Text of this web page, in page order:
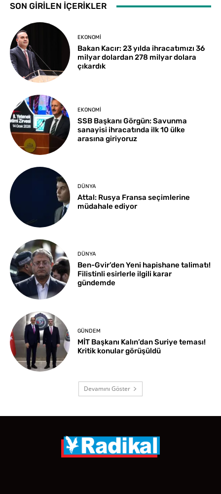
SON GİRİLEN İÇERİKLER
EKONOMI
Bakan Kacır: 23 yılda ihracatımızı 36
milyar dolardan 278 milyar dolara
çıkardık
EKONOMI
SSB Başkanı Görgün: Savunma
sanayisi ihracatında ilk 10 ülke
arasına giriyoruz
DÜNYA
Attal: Rusya Fransa seçimlerine
müdahale ediyor
DÜNYA
Ben-Gvir’den Yeni hapishane talimatı!
Filistinli esirlerle ilgili karar
gündemde
GÜNDEM
MİT Başkanı Kalın’dan Suriye teması!
Kritik konular görüşüldü
Devamını Göster